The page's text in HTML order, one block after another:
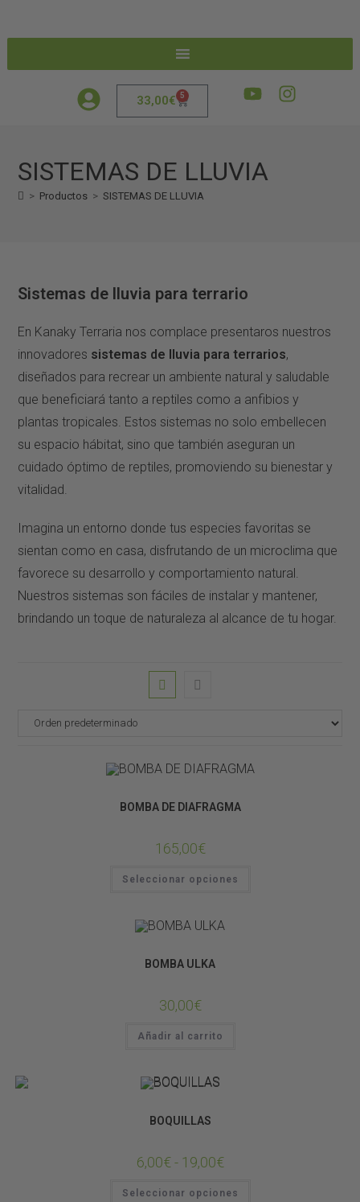
33,00€ 5
SISTEMAS DE LLUVIA
> Productos > SISTEMAS DE LLUVIA
Sistemas de lluvia para terrario
En Kanaky Terraria nos complace presentaros nuestros
innovadores sistemas de lluvia para terrarios,
diseñados para recrear un ambiente natural y saludable
que beneficiará tanto a reptiles como a anfibios y
plantas tropicales. Estos sistemas no solo embellecen
su espacio hábitat, sino que también aseguran un
cuidado óptimo de reptiles, promoviendo su bienestar y
vitalidad.
Imagina un entorno donde tus especies favoritas se
sientan como en casa, disfrutando de un microclima que
favorece su desarrollo y comportamiento natural.
Nuestros sistemas son fáciles de instalar y mantener,
brindando un toque de naturaleza al alcance de tu hogar.
BOMBA DE DIAFRAGMA
165,00€
Seleccionar opciones
BOMBA ULKA
30,00€
Añadir al carrito
BOQUILLAS
6,00€ - 19,00€
Seleccionar opciones